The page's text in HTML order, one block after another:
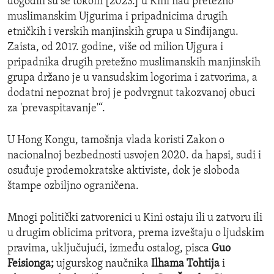
muslimanskim Ujgurima i pripadnicima drugih
etničkih i verskih manjinskih grupa u Sinđijangu.
Zaista, od 2017. godine, više od milion Ujgura i
pripadnika drugih pretežno muslimanskih manjinskih
grupa držano je u vansudskim logorima i zatvorima, a
dodatni nepoznat broj je podvrgnut takozvanoj obuci
za 'prevaspitavanje'“.
U Hong Kongu, tamošnja vlada koristi Zakon o
nacionalnoj bezbednosti usvojen 2020. da hapsi, sudi i
osuđuje prodemokratske aktiviste, dok je sloboda
štampe ozbiljno ograničena.
Mnogi politički zatvorenici u Kini ostaju ili u zatvoru ili
u drugim oblicima pritvora, prema izveštaju o ljudskim
pravima, uključujući, između ostalog, pisca Guo
Feisionga; ujgurskog naučnika Ilhama Tohtija i